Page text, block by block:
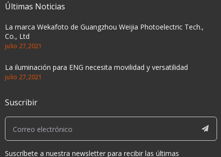
Últimas Noticias
La marca Wekafoto de Guangzhou Weijia Photoelectric Tech.,
Co., Ltd
julio 27,2021
La iluminación para ENG necesita movilidad y versatilidad
julio 27,2021
Suscribir
Suscríbete a nuestra newsletter para recibir las últimas